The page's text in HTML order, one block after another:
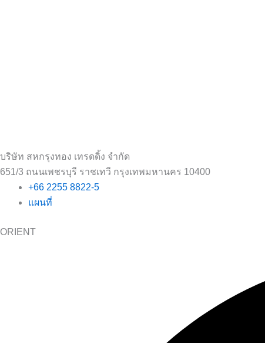
บริษัท สหกรุงทอง เทรดดิ้ง จำกัด
651/3 ถนนเพชรบุรี ราชเทวี กรุงเทพมหานคร 10400
+66 2255 8822-5
แผนที่
ORIENT